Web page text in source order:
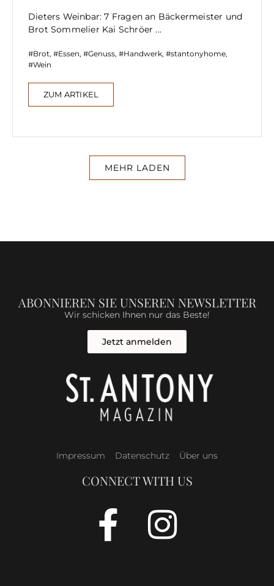
Dieters Weinbar: 7 Fragen an Bäckermeister und
Brot Sommelier Kai Schröer ...
Brot, Essen, Genuss, Handwerk, stantonyhome,
Wein
ZUM ARTIKEL
MEHR LADEN
ABONNIEREN SIE UNSEREN NEWSLETTER
Wir schicken Ihnen nur das Beste!
Jetzt anmelden
Impressum Datenschutz Über uns
CONNECT WITH US